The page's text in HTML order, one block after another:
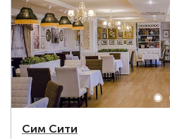
Сим Сити